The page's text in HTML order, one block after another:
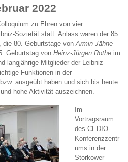
2022
zu Ehren von vier
Sozietät statt. Anlass waren der 85.
, die 80. Geburtstage vonArmin Jähne
Geburtstag vonHeinz-Jürgen Rothe im
langjährige Mitglieder der Leibniz-
Funktionen in der
ausgeübt haben und sich bis heute
hohe Aktivität auszeichnen.
Im
Vortragsraum
des CEDIO-
Konferenzzentr
ums in der
Storkower